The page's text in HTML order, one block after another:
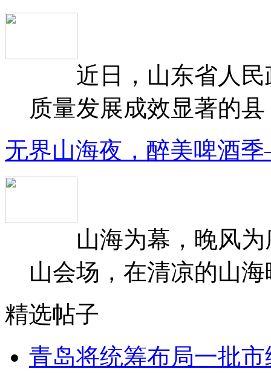
近日，山东省人民
质量发展成效显著的
无界山海夜，醉美啤酒
山海为幕，晚风为
山会场，在清凉的山
精选帖子
青岛将统筹布局一批市